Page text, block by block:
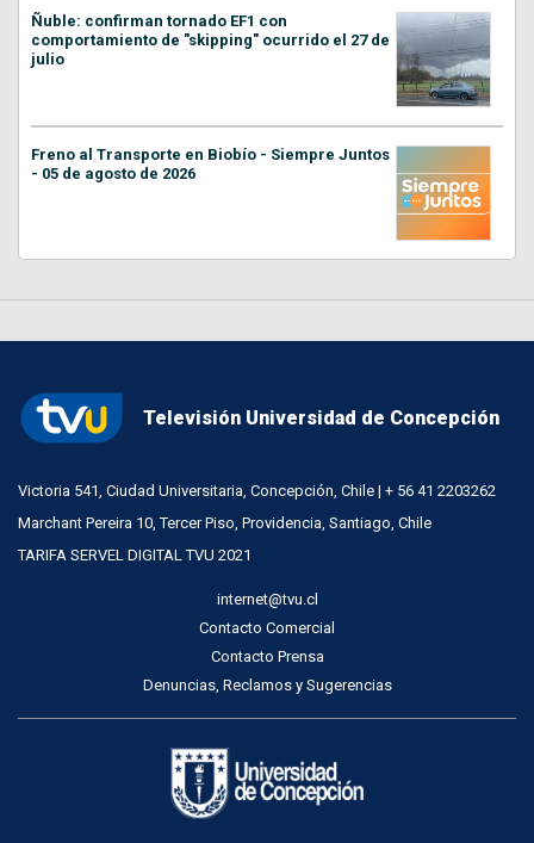
Ñuble: confirman tornado EF1 con
comportamiento de "skipping" ocurrido el 27 de
julio
Freno al Transporte en Biobío - Siempre Juntos
- 05 de agosto de 2026
Televisión Universidad de Concepción
Victoria 541, Ciudad Universitaria, Concepción, Chile | + 56 41 2203262
Marchant Pereira 10, Tercer Piso, Providencia, Santiago, Chile
TARIFA SERVEL DIGITAL TVU 2021
internet@tvu.cl
Contacto Comercial
Contacto Prensa
Denuncias, Reclamos y Sugerencias